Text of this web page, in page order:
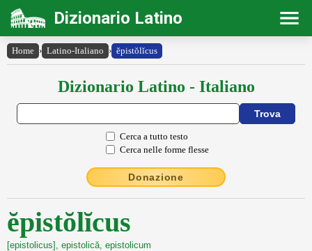
Dizionario Latino
Home › Latino-Italiano › ĕpistŏlĭcus
Dizionario Latino - Italiano
Cerca a tutto testo
Cerca nelle forme flesse
Donazione
ĕpistŏlĭcus
[epistolicus], epistolică, epistolicum